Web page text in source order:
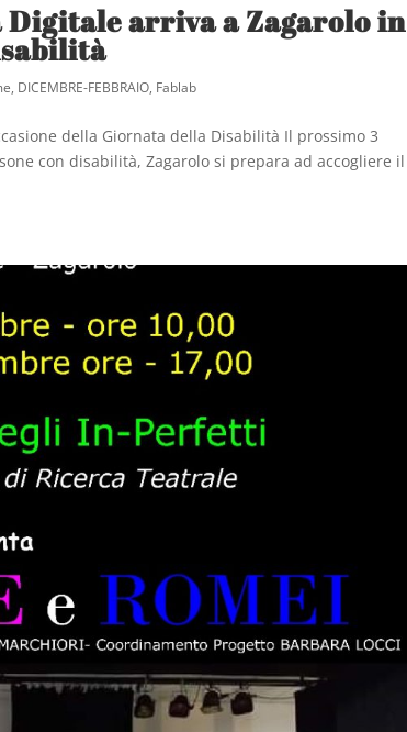
arriva a Zagarolo in
, DICEMBRE-FEBBRAIO, Fablab
della Giornata della Disabilità Il prossimo 3
con disabilità, Zagarolo si prepara ad accogliere il